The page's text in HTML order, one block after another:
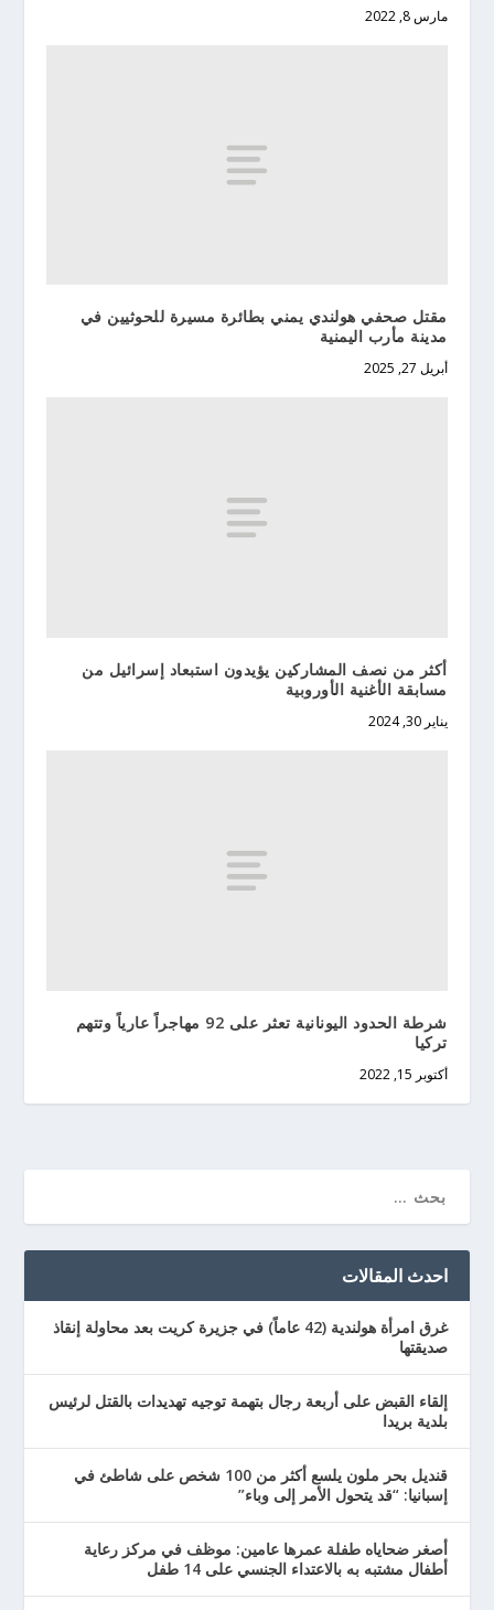
مارس 8, 2022
مقتل صحفي هولندي يمني بطائرة مسيرة للحوثيين في
مدينة مأرب اليمنية
أبريل 27, 2025
أكثر من نصف المشاركين يؤيدون استبعاد إسرائيل من
مسابقة الأغنية الأوروبية
يناير 30, 2024
شرطة الحدود اليونانية تعثر على 92 مهاجراً عارياً وتتهم
تركيا
أكتوبر 15, 2022
احدث المقالات
غرق امرأة هولندية (42 عاماً) في جزيرة كريت بعد محاولة إنقاذ
صديقتها
إلقاء القبض على أربعة رجال بتهمة توجيه تهديدات بالقتل لرئيس
بلدية بريدا
قنديل بحر ملون يلسع أكثر من 100 شخص على شاطئ في
إسبانيا: “قد يتحول الأمر إلى وباء”
أصغر ضحاياه طفلة عمرها عامين: موظف في مركز رعاية
أطفال مشتبه به بالاعتداء الجنسي على 14 طفل